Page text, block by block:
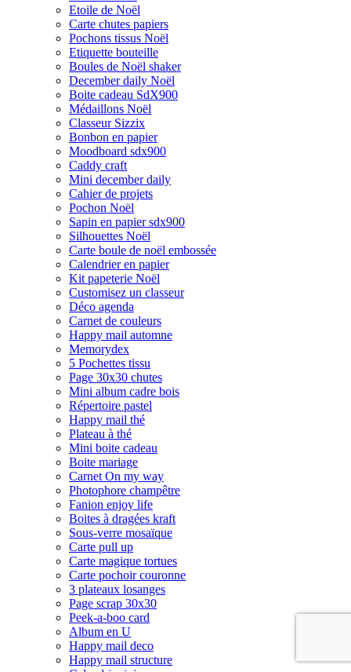
Etoile de Noël
Carte chutes papiers
Pochons tissus Noël
Etiquette bouteille
Boules de Noël shaker
December daily Noël
Boite cadeau SdX900
Médaillons Noël
Classeur Sizzix
Bonbon en papier
Moodboard sdx900
Caddy craft
Mini december daily
Cahier de projets
Pochon Noël
Sapin en papier sdx900
Silhouettes Noël
Carte boule de noël embossée
Calendrier en papier
Kit papeterie Noël
Customisez un classeur
Déco agenda
Carnet de couleurs
Happy mail automne
Memorydex
5 Pochettes tissu
Page 30x30 chutes
Mini album cadre bois
Répertoire pastel
Happy mail thé
Plateau à thé
Mini boite cadeau
Boite mariage
Carnet On my way
Photophore champêtre
Fanion enjoy life
Boites à dragées kraft
Sous-verre mosaïque
Carte pull up
Carte magique tortues
Carte pochoir couronne
3 plateaux losanges
Page scrap 30x30
Peek-a-boo card
Album en U
Happy mail deco
Happy mail structure